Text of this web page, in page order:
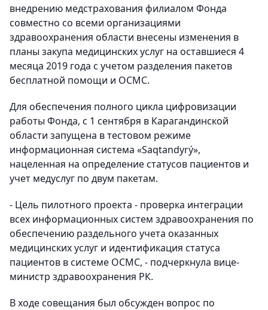
внедрению медстрахования филиалом Фонда
совместно со всеми организациями
здравоохранения области внесены изменения в
планы закупа медицинских услуг на оставшиеся 4
месяца 2019 года с учетом разделения пакетов
бесплатной помощи и ОСМС.
Для обеспечения полного цикла цифровизации
работы Фонда, с 1 сентября в Карагандинской
области запущена в тестовом режиме
информационная система «Saqtandyrý»,
нацеленная на определение статусов пациентов и
учет медуслуг по двум пакетам.
- Цель пилотного проекта - проверка интеграции
всех информационных систем здравоохранения по
обеспечению раздельного учета оказанных
медицинских услуг и идентификация статуса
пациентов в системе ОСМС, - подчеркнула вице-
министр здравоохранения РК.
В ходе совещания был обсужден вопрос по